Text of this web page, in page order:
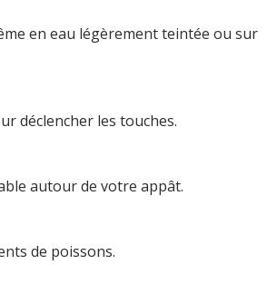
en eau légèrement teintée ou sur
déclencher les touches.
autour de votre appât.
de poissons.